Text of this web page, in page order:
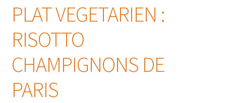
PLAT VEGETARIEN :
RISOTTO
CHAMPIGNONS DE
PARIS